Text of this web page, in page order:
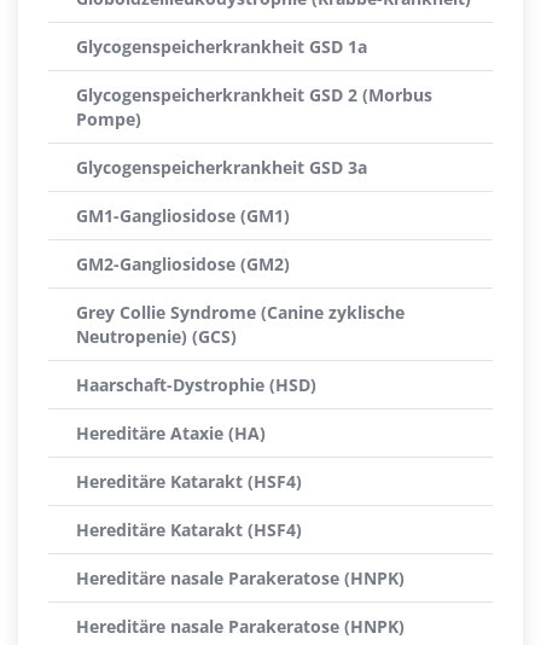
Glycogenspeicherkrankheit GSD 1a
Glycogenspeicherkrankheit GSD 2 (Morbus
Pompe)
Glycogenspeicherkrankheit GSD 3a
GM1-Gangliosidose (GM1)
GM2-Gangliosidose (GM2)
Grey Collie Syndrome (Canine zyklische
Neutropenie) (GCS)
Haarschaft-Dystrophie (HSD)
Hereditäre Ataxie (HA)
Hereditäre Katarakt (HSF4)
Hereditäre Katarakt (HSF4)
Hereditäre nasale Parakeratose (HNPK)
Hereditäre nasale Parakeratose (HNPK)